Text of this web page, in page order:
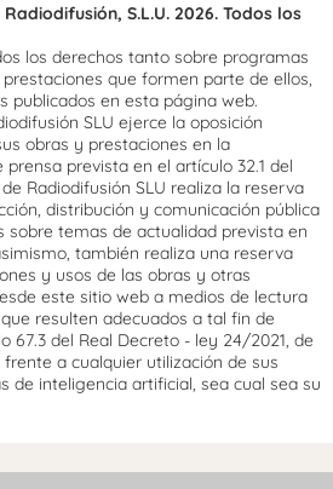
S.L.U. 2026. Todos los
los derechos tanto sobre programas
que formen parte de ellos,
publicados en esta página web.
SLU ejerce la oposición
obras y prestaciones en la
prevista en el artículo 32.1 del
Radiodifusión SLU realiza la reserva
distribución y comunicación pública
sobre temas de actualidad prevista en
también realiza una reserva
y usos de las obras y otras
este sitio web a medios de lectura
resulten adecuados a tal fin de
67.3 del Real Decreto - ley 24/2021, de
a cualquier utilización de sus
de inteligencia artificial, sea cual sea su